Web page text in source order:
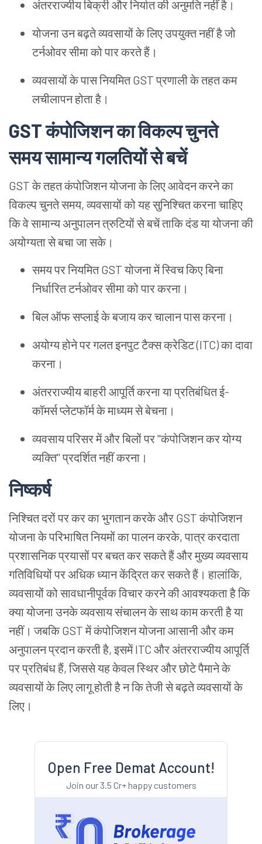
अंतरराज्यीय बिक्री और निर्यात की अनुमति नहीं है।
योजना उन बढ़ते व्यवसायों के लिए उपयुक्त नहीं है जो
टर्नओवर सीमा को पार करते हैं।
व्यवसायों के पास नियमित GST प्रणाली के तहत कम
लचीलापन होता है।
GST कंपोजिशन का विकल्प चुनते
समय सामान्य गलतियों से बचें
GST के तहत कंपोजिशन योजना के लिए आवेदन करने का
विकल्प चुनते समय, व्यवसायों को यह सुनिश्चित करना चाहिए
कि वे सामान्य अनुपालन त्रुटियों से बचें ताकि दंड या योजना की
अयोग्यता से बचा जा सके।
समय पर नियमित GST योजना में स्विच किए बिना
निर्धारित टर्नओवर सीमा को पार करना।
बिल ऑफ सप्लाई के बजाय कर चालान पास करना।
अयोग्य होने पर गलत इनपुट टैक्स क्रेडिट (ITC) का दावा
करना।
अंतरराज्यीय बाहरी आपूर्ति करना या प्रतिबंधित ई-
कॉमर्स प्लेटफॉर्म के माध्यम से बेचना।
व्यवसाय परिसर में और बिलों पर "कंपोजिशन कर योग्य
व्यक्ति" प्रदर्शित नहीं करना।
निष्कर्ष
निश्चित दरों पर कर का भुगतान करके और GST कंपोजिशन
योजना के परिभाषित नियमों का पालन करके, पात्र करदाता
प्रशासनिक प्रयासों पर बचत कर सकते हैं और मुख्य व्यवसाय
गतिविधियों पर अधिक ध्यान केंद्रित कर सकते हैं। हालांकि,
व्यवसायों को सावधानीपूर्वक विचार करने की आवश्यकता है कि
क्या योजना उनके व्यवसाय संचालन के साथ काम करती है या
नहीं। जबकि GST में कंपोजिशन योजना आसानी और कम
अनुपालन प्रदान करती है, इसमें ITC और अंतरराज्यीय आपूर्ति
पर प्रतिबंध हैं, जिससे यह केवल स्थिर और छोटे पैमाने के
व्यवसायों के लिए लागू होती है न कि तेजी से बढ़ते व्यवसायों के
लिए।
Open Free Demat Account!
Join our 3.5 Cr+ happy customers